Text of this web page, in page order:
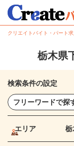
クリエイトバイト・パート
栃木県
検索条件の設定
エリア 栃